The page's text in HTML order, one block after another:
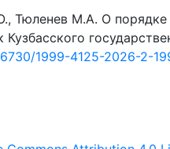
Тюленев М.А. О
1999-4125-2026-2-